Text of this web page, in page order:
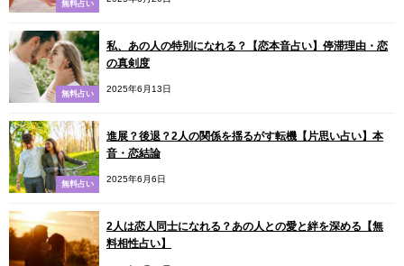
無料占い
無料占い
私、あの人の特別になれる？【恋本音占い】停滞理由・恋
の真剣度
2025年6月13日
無料占い
進展？後退？2人の関係を揺るがす転機【片思い占い】本
音・恋結論
2025年6月6日
2人は恋人同士になれる？あの人との愛と絆を深める【無
料相性占い】